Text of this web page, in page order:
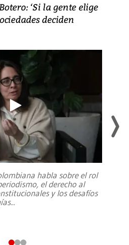
‘Si la gente elige
deciden
habla sobre el rol
el derecho al
y los desafíos
...